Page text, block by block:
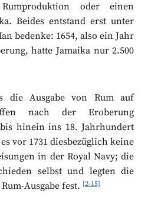
oder einen
Beides entstand erst unter
bedenke: 1654, also ein Jahr
hatte Jamaika nur 2.500
die Ausgabe von Rum auf
nach der Eroberung
hinein ins 18. Jahrhundert
vor 1731 diesbezüglich keine
in der Royal Navy; die
selbst und legten die
Ausgabe fest.[2-15]